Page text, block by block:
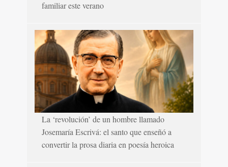
familiar este verano
La ‘revolución’ de un hombre llamado
Josemaría Escrivá: el santo que enseñó a
convertir la prosa diaria en poesía heroica